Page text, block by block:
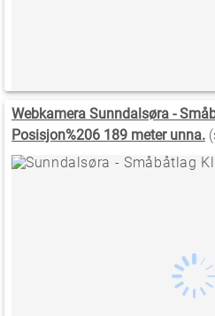
Webkamera Sunndalsøra -
Posisjon%206 189 meter unna.